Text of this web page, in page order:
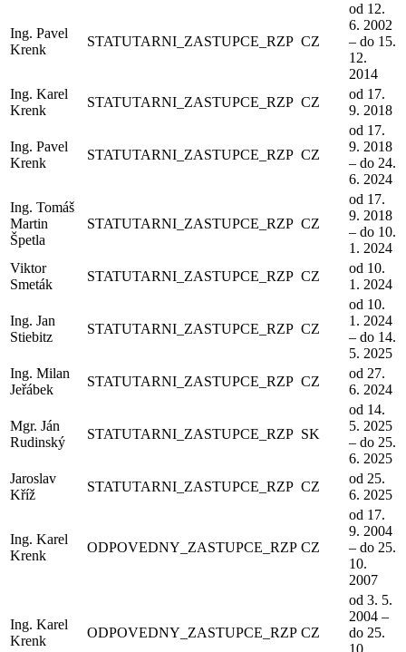
Ing. Pavel
Krenk
STATUTARNI_ZASTUPCE_RZP CZ
od 12.
6. 2002
– do 15.
12.
2014
Ing. Karel
Krenk
STATUTARNI_ZASTUPCE_RZP CZ
od 17.
9. 2018
Ing. Pavel
Krenk
STATUTARNI_ZASTUPCE_RZP CZ
od 17.
9. 2018
– do 24.
6. 2024
Ing. Tomáš
Martin
Špetla
STATUTARNI_ZASTUPCE_RZP CZ
od 17.
9. 2018
– do 10.
1. 2024
Viktor
Smeták
STATUTARNI_ZASTUPCE_RZP CZ
od 10.
1. 2024
Ing. Jan
Stiebitz
STATUTARNI_ZASTUPCE_RZP CZ
od 10.
1. 2024
– do 14.
5. 2025
Ing. Milan
Jeřábek
STATUTARNI_ZASTUPCE_RZP CZ
od 27.
6. 2024
Mgr. Ján
Rudinský
STATUTARNI_ZASTUPCE_RZP SK
od 14.
5. 2025
– do 25.
6. 2025
Jaroslav
Kříž
STATUTARNI_ZASTUPCE_RZP CZ
od 25.
6. 2025
Ing. Karel
Krenk
ODPOVEDNY_ZASTUPCE_RZP CZ
od 17.
9. 2004
– do 25.
10.
2007
Ing. Karel
Krenk
ODPOVEDNY_ZASTUPCE_RZP CZ
od 3. 5.
2004 –
do 25.